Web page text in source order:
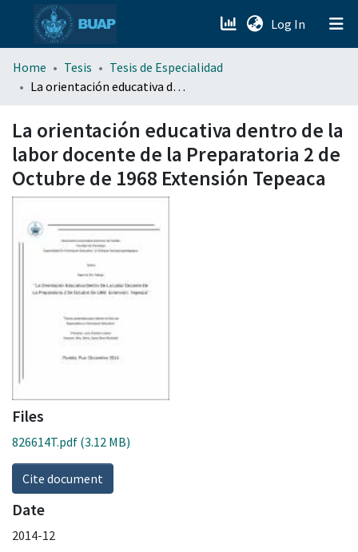
Log In (current)
menu.section.about_menu
Home Tesis
Tesis de Especialidad
La orientación educativa dentro de la labor docente de la Preparatoria 2 de Octubre de 1968 Extensión Tepeaca
La orientación educativa dentro de la
labor docente de la Preparatoria 2 de
Octubre de 1968 Extensión Tepeaca
Files
826614T.pdf (3.12 MB)
Cite document
Date
2014-12